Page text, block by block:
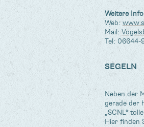
Weitere
Web:
Mail:
Tel: 06644-
SEGELN
Neben der
gerade der
„SCNL“
Hier finden